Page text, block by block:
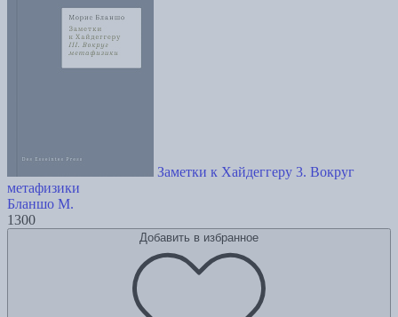
Заметки к Хайдеггеру 3. Вокруг
метафизики
Бланшо М.
1300
Добавить в избранное